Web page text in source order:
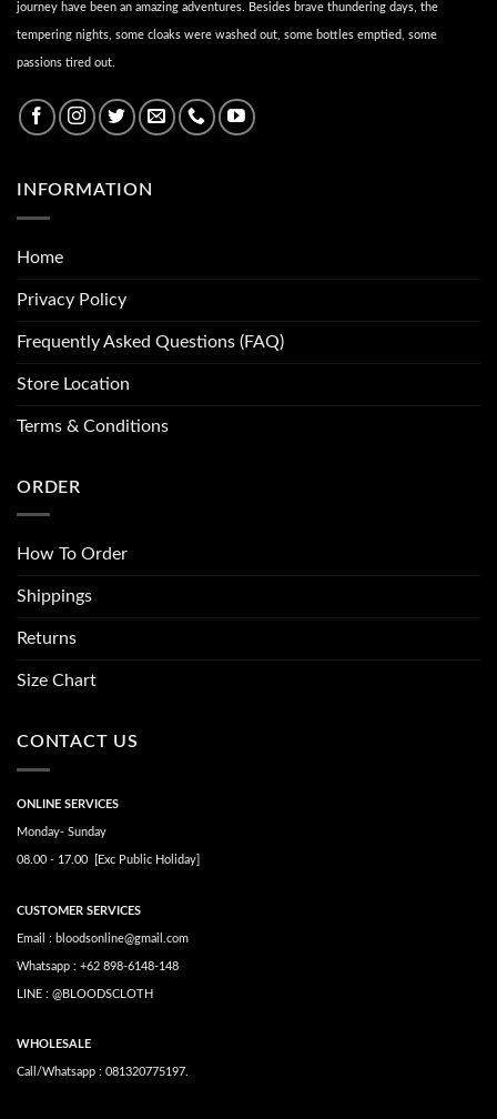
journey have been an amazing adventures. Besides brave thundering days, the
tempering nights, some cloaks were washed out, some bottles emptied, some
passions tired out.
INFORMATION
Home
Privacy Policy
Frequently Asked Questions (FAQ)
Store Location
Terms & Conditions
ORDER
How To Order
Shippings
Returns
Size Chart
CONTACT US
ONLINE SERVICES
Monday- Sunday
08.00 - 17.00 [Exc Public Holiday]
CUSTOMER SERVICES
Email : bloodsonline@gmail.com
Whatsapp : +62 898-6148-148
LINE : @BLOODSCLOTH
WHOLESALE
Call/Whatsapp : 081320775197.